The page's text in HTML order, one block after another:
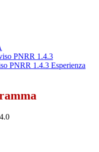
PNRR 1.4.3
PNRR 1.4.3 Esperienza